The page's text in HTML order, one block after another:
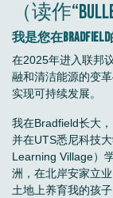
（读作
我是您在
在2025年进入联邦
融和清洁能源的变
实现可持续发展。
我在Bradfield长大
并在UTS悉尼科技
Learning Village）
洲，在北岸安家立
土地上养育我的孩子